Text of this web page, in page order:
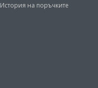
История на поръчките